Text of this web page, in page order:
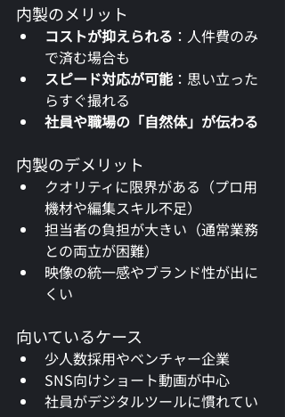
内製のメリット
コストが抑えられる ：人件費のみ
で済む場合も
スピード対応が可能 ：思い立った
らすぐ撮れる
社員や職場の「自然体」が伝わる
内製のデメリット
クオリティに限界がある（プロ用
機材や編集スキル不足）
担当者の負担が大きい（通常業務
との両立が困難）
映像の統一感やブランド性が出に
くい
向いているケース
少人数採用やベンチャー企業
SNS向けショート動画が中心
社員がデジタルツールに慣れてい